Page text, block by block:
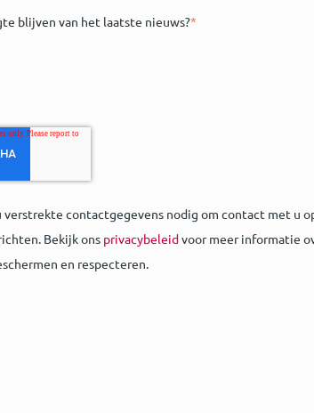
blijven van het laatste nieuws?*
contactgegevens nodig om contact met u
Bekijk ons privacybeleidvoor meer informatie
en respecteren.